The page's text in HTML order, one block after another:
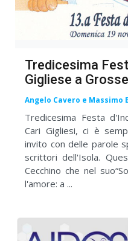
Tredicesima
Gigliese a
Angelo Cavero e Massimo
Tredicesima Festa
Cari Gigliesi, ci è
invito con delle parole
scrittori dell'Isola.
Cecchino che nel
l'amore: a ...